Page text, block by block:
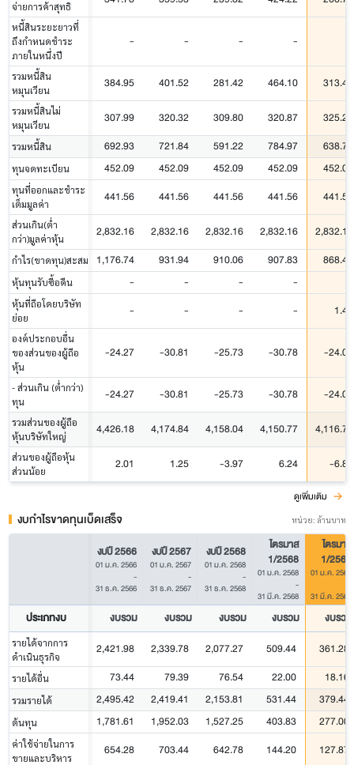
จ่ายการค้าสุทธิ
หนี้สินระยะยาวที่
ถึงกำหนดชำระ
ภายในหนึ่งปี
- - - -
รวมหนี้สิน
หมุนเวียน
384.95 401.52 281.42 464.10 313.46
รวมหนี้สินไม่
หมุนเวียน
307.99 320.32 309.80 320.87 325.26
รวมหนี้สิน 692.93 721.84 591.22 784.97 638.71
ทุนจดทะเบียน 452.09 452.09 452.09 452.09 452.09
ทุนที่ออกและชำระ
เต็มมูลค่า
441.56 441.56 441.56 441.56 441.56
ส่วนเกิน(ต่ำ
กว่า)มูลค่าหุ้น
2,832.16 2,832.16 2,832.16 2,832.16 2,832.16
กำไร(ขาดทุน)สะสม 1,176.74 931.94 910.06 907.83 868.46
หุ้นทุนรับซื้อคืน - - - -
หุ้นที่ถือโดยบริษัท
ย่อย
- - - - 1.42
องค์ประกอบอื่น
ของส่วนของผู้ถือ
หุ้น
-24.27 -30.81 -25.73 -30.78 -24.00
- ส่วนเกิน (ต่ำกว่า)
ทุน
-24.27 -30.81 -25.73 -30.78 -24.00
รวมส่วนของผู้ถือ
หุ้นบริษัทใหญ่
4,426.18 4,174.84 4,158.04 4,150.77 4,116.76
ส่วนของผู้ถือหุ้น
ส่วนน้อย
2.01 1.25 -3.97 6.24 -6.86
ดูเพิ่มเติม
งบกำไรขาดทุนเบ็ดเสร็จ หน่วย: ล้านบาท
งบปี 2566
01 ม.ค. 2566
-
31 ธ.ค. 2566
งบปี 2567
01 ม.ค. 2567
-
31 ธ.ค. 2567
งบปี 2568
01 ม.ค. 2568
-
31 ธ.ค. 2568
ไตรมาส
1/2568
01 ม.ค. 2568
-
31 มี.ค. 2568
ไตรมาส
1/2569
01 ม.ค. 2569
31 มี.ค. 2569
ประเภทงบ งบรวม งบรวม งบรวม งบรวม งบรวม
รายได้จากการ
ดำเนินธุรกิจ
2,421.98 2,339.78 2,077.27 509.44 361.28
รายได้อื่น 73.44 79.39 76.54 22.00 18.16
รวมรายได้ 2,495.42 2,419.41 2,153.81 531.44 379.44
ต้นทุน 1,781.61 1,952.03 1,527.25 403.83 277.00
ค่าใช้จ่ายในการ
ขายและบริหาร
654.28 703.44 642.78 144.20 127.87